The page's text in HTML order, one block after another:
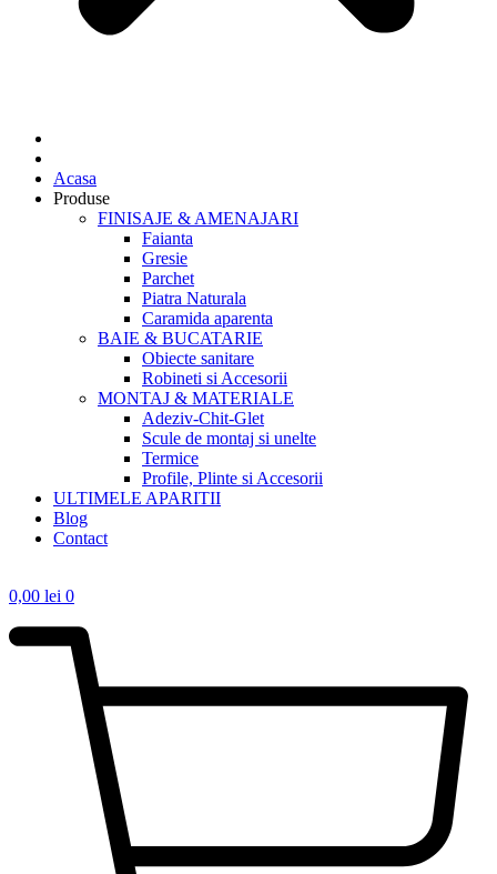
Acasa
Produse
FINISAJE & AMENAJARI
Faianta
Gresie
Parchet
Piatra Naturala
Caramida aparenta
BAIE & BUCATARIE
Obiecte sanitare
Robineti si Accesorii
MONTAJ & MATERIALE
Adeziv-Chit-Glet
Scule de montaj si unelte
Termice
Profile, Plinte si Accesorii
ULTIMELE APARITII
Blog
Contact
0,00 lei 0